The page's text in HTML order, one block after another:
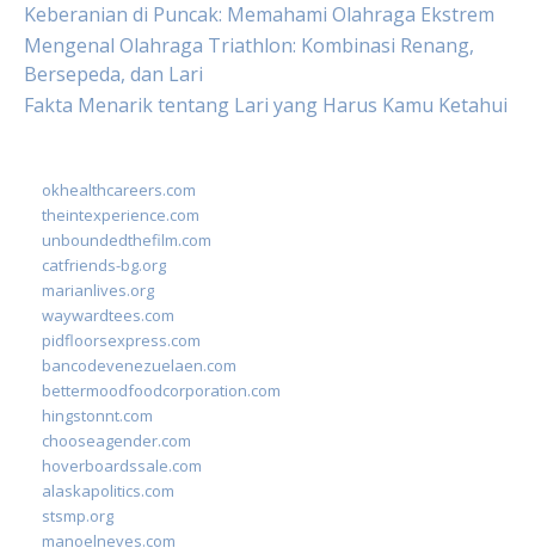
Keberanian di Puncak: Memahami Olahraga Ekstrem
Mengenal Olahraga Triathlon: Kombinasi Renang,
Bersepeda, dan Lari
Fakta Menarik tentang Lari yang Harus Kamu Ketahui
okhealthcareers.com
theintexperience.com
unboundedthefilm.com
catfriends-bg.org
marianlives.org
waywardtees.com
pidfloorsexpress.com
bancodevenezuelaen.com
bettermoodfoodcorporation.com
hingstonnt.com
chooseagender.com
hoverboardssale.com
alaskapolitics.com
stsmp.org
manoelneves.com